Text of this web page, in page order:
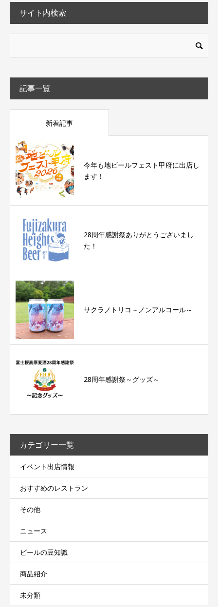
サイト内検索
記事一覧
新着記事
今年も地ビールフェスト甲府に出店し
ます！
28周年感謝祭ありがとうございまし
た！
サクラノトリコ～ノンアルコール～
28周年感謝祭～グッズ～
カテゴリー一覧
イベント出店情報
おすすめのレストラン
その他
ニュース
ビールの豆知識
商品紹介
未分類